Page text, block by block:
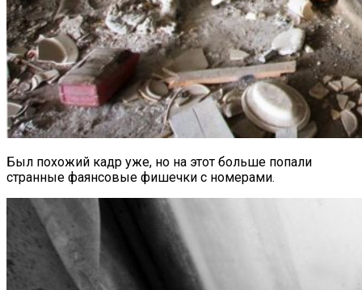
Был похожий кадр уже, но на этот больше попали
странные фаянсовые фишечки с номерами.